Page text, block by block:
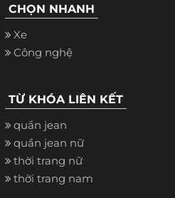
CHỌN NHANH
Xe
Công nghệ
TỪ KHÓA LIÊN KẾT
quần jean
quần jean nữ
thời trang nữ
thời trang nam